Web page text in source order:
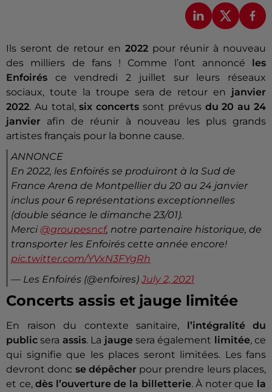
Ils seront de retour en 2022 pour réunir à nouveau
des milliers de fans ! Comme l’ont annoncé
les
Enfoirés ce vendredi 2 juillet sur leurs réseaux
sociaux, toute la troupe sera de retour en janvier
2022. Au total,six concerts sont prévus du 20 au 24
janvier afin de réunir à nouveau les plus grands
artistes français pour la bonne cause.
ANNONCE
En 2022, les Enfoirés se produiront à la Sud de
France Arena de Montpellier du 20 au 24 janvier
inclus pour 6 représentations exceptionnelles
(double séance le dimanche 23/01).
Merci @groupesncf, notre partenaire historique, de
transporter les Enfoirés cette année encore!
pic.twitter.com/YVxN3FYgRh
— Les Enfoirés (@enfoires)July 2, 2021
Concerts assis et jauge limitée
En raison du contexte sanitaire,
l’intégralité du
publicsera assis. La jaugesera également limitée, ce
qui signifie que les places seront limitées. Les fans
devront donc se dépêcherpour prendre leurs places,
et ce,dès l’ouverture de la billetterie. À noter que la